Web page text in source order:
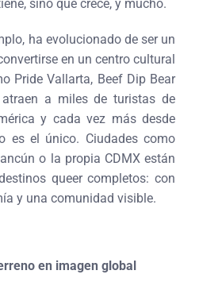
sino que crece, y mucho.
ha evolucionado de ser un
en un centro cultural
Pride Vallarta, Beef Dip Bear
a miles de turistas de
y cada vez más desde
es el único. Ciudades como
o la propia CDMX están
queer completos: con
y una comunidad visible.
en imagen global